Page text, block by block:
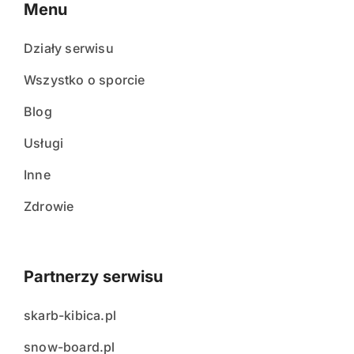
Menu
Działy serwisu
Wszystko o sporcie
Blog
Usługi
Inne
Zdrowie
Partnerzy serwisu
skarb-kibica.pl
snow-board.pl